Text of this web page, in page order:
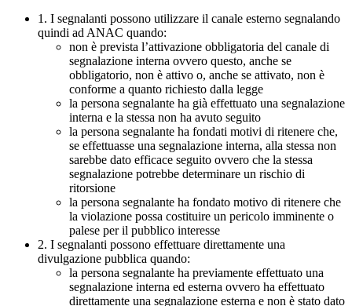
1. I segnalanti possono utilizzare il canale esterno segnalando
quindi ad ANAC quando:
non è prevista l’attivazione obbligatoria del canale di
segnalazione interna ovvero questo, anche se
obbligatorio, non è attivo o, anche se attivato, non è
conforme a quanto richiesto dalla legge
la persona segnalante ha già effettuato una segnalazione
interna e la stessa non ha avuto seguito
la persona segnalante ha fondati motivi di ritenere che,
se effettuasse una segnalazione interna, alla stessa non
sarebbe dato efficace seguito ovvero che la stessa
segnalazione potrebbe determinare un rischio di
ritorsione
la persona segnalante ha fondato motivo di ritenere che
la violazione possa costituire un pericolo imminente o
palese per il pubblico interesse
2. I segnalanti possono effettuare direttamente una
divulgazione pubblica quando:
la persona segnalante ha previamente effettuato una
segnalazione interna ed esterna ovvero ha effettuato
direttamente una segnalazione esterna e non è stato dato